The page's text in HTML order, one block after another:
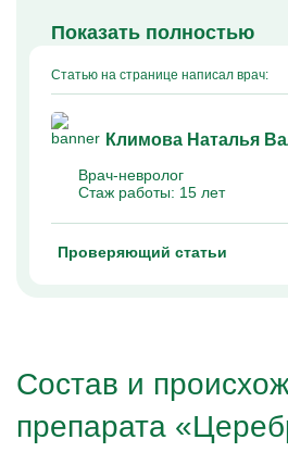
Показать полностью
Статью на странице написал врач:
Климова Наталья
Врач-невролог
Стаж работы: 15 лет
Проверяющий статьи
Состав и
препарата